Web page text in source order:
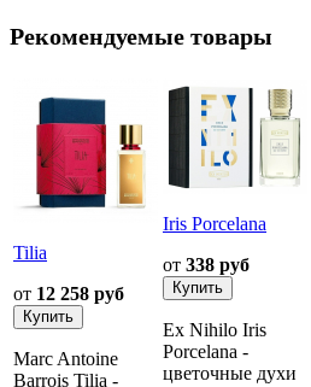
Рекомендуемые товары
Tilia
от 12 258 руб
Marc Antoine
Barrois Tilia -
Iris Porcelana
от 338 руб
Ex Nihilo Iris
Porcelana -
цветочные духи